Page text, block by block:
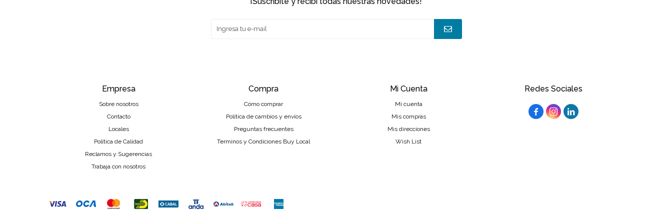
Redes Sociales
  
Empresa
Sobre nosotros
Contacto
Locales
Política de Calidad
Reclamos y Sugerencias
Trabaja con nosotros
Compra
Cómo comprar
Política de cambios y envíos
Preguntas frecuentes
Terminos y Condiciones Buy Local
Mi Cuenta
Mi cuenta
Mis compras
Mis direcciones
Wish List